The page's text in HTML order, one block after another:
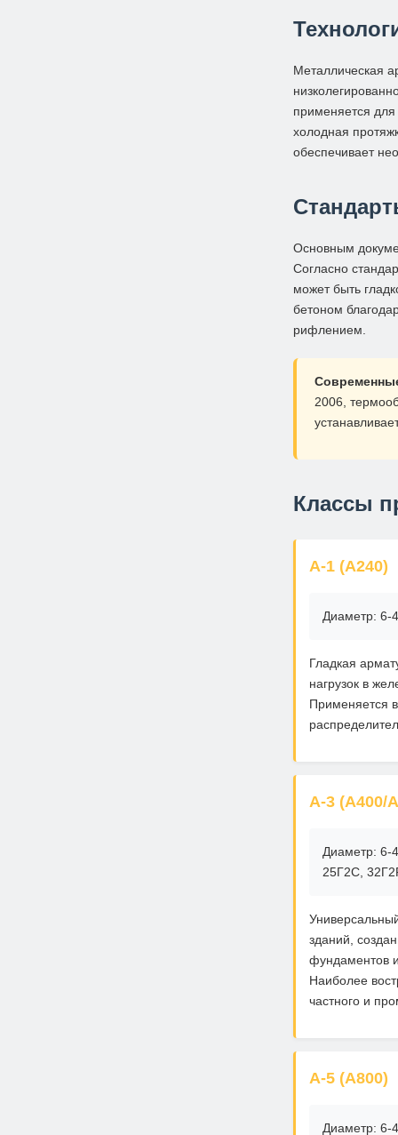
Металлическая
применяется
холодная
обеспечивает
Основным
Согласно
может быть
бетоном
рифлением.
2006,
Классы
А-1 (А240)
Диаметр: 6-
Гладкая
нагрузок в
Применяется
А-3 (А400/
Диаметр: 6-
25Г2С,
зданий,
фундаментов
Наиболее
частного и
А-5 (А800)
Диаметр: 6-